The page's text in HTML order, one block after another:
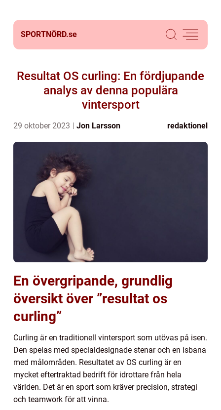
SPORTNÖRD.se
Resultat OS curling: En fördjupande
analys av denna populära
vintersport
29 oktober 2023 Jon Larsson redaktionel
En övergripande, grundlig
översikt över ”resultat os
curling”
Curling är en traditionell vintersport som utövas på isen.
Den spelas med specialdesignade stenar och en isbana
med målområden. Resultatet av OS curling är en
mycket eftertraktad bedrift för idrottare från hela
världen. Det är en sport som kräver precision, strategi
och teamwork för att vinna.